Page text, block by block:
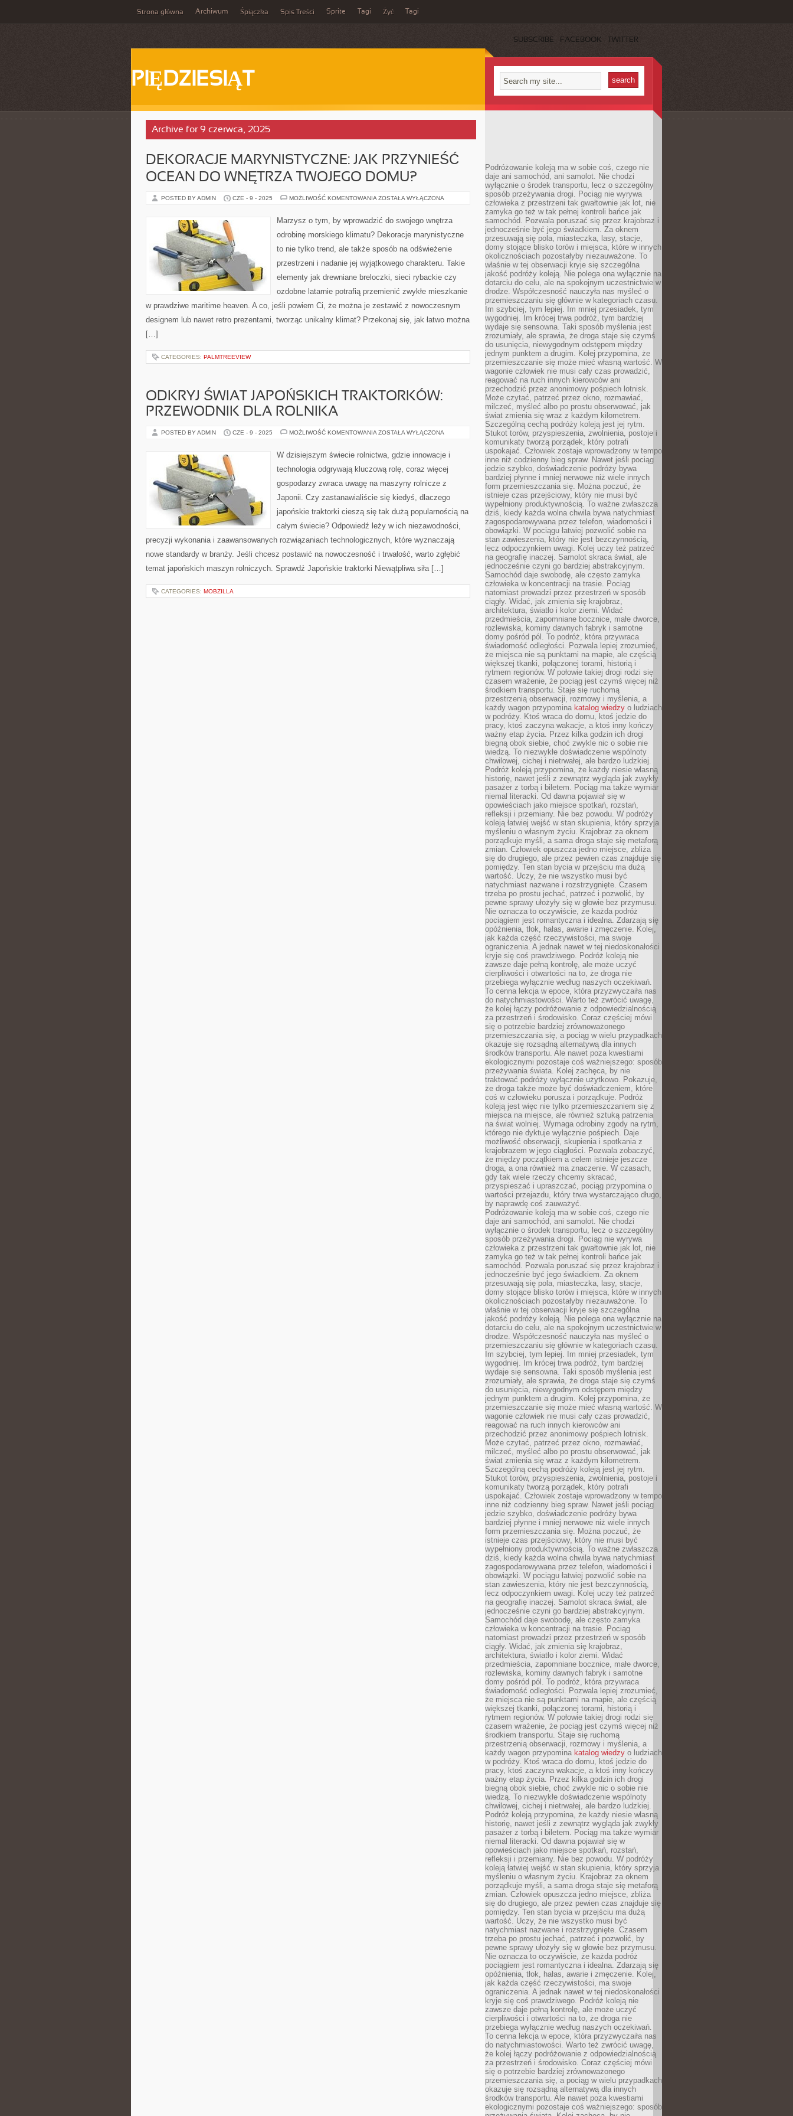
Strona główna Archiwum Śpiączka Spis Treści Sprite Tagi Żyć Tagi
SUBSCRIBE FACEBOOK TWITTER
PIĘDZIESIĄT
Archive for 9 czerwca, 2025
DEKORACJE MARYNISTYCZNE: JAK PRZYNIEŚĆ
OCEAN DO WNĘTRZA TWOJEGO DOMU?
POSTED BY ADMIN CZE - 9 - 2025 MOŻLIWOŚĆ KOMENTOWANIA DEKORACJE
PRZYNIEŚĆ
OCEAN
WNĘTRZA
DOMU?
ZOSTAŁA WYŁĄCZONA
Marzysz o tym, by wprowadzić do swojego wnętrza
odrobinę morskiego klimatu? Dekoracje marynistyczne
to nie tylko trend, ale także sposób na odświeżenie
przestrzeni i nadanie jej wyjątkowego charakteru. Takie
elementy jak drewniane breloczki, sieci rybackie czy
ozdobne latarnie potrafią przemienić zwykłe mieszkanie
w prawdziwe maritime heaven. A co, jeśli powiem Ci, że można je zestawić z nowoczesnym
designem lub nawet retro prezentami, tworząc unikalny klimat? Przekonaj się, jak łatwo można
[…]
CATEGORIES: PALMTREEVIEW
ODKRYJ ŚWIAT JAPOŃSKICH TRAKTORKÓW:
PRZEWODNIK DLA ROLNIKA
POSTED BY ADMIN CZE - 9 - 2025 MOŻLIWOŚĆ KOMENTOWANIA ODKRYJ
TRAKTORKÓW:
PRZEWODNIK
ROLNIKA
ZOSTAŁA WYŁĄCZONA
W dzisiejszym świecie rolnictwa, gdzie innowacje i
technologia odgrywają kluczową rolę, coraz więcej
gospodarzy zwraca uwagę na maszyny rolnicze z
Japonii. Czy zastanawialiście się kiedyś, dlaczego
japońskie traktorki cieszą się tak dużą popularnością na
całym świecie? Odpowiedź leży w ich niezawodności,
precyzji wykonania i zaawansowanych rozwiązaniach technologicznych, które wyznaczają
nowe standardy w branży. Jeśli chcesz postawić na nowoczesność i trwałość, warto zgłębić
temat japońskich maszyn rolniczych. Sprawdź Japońskie traktorki Niewątpliwa siła […]
CATEGORIES: MOBZILLA
Podróżowanie koleją ma w sobie coś, czego nie
daje ani samochód, ani samolot. Nie chodzi
wyłącznie o środek transportu, lecz o szczególny
sposób przeżywania drogi. Pociąg nie wyrywa
człowieka z przestrzeni tak gwałtownie jak lot, nie
zamyka go też w tak pełnej kontroli bańce jak
samochód. Pozwala poruszać się przez krajobraz i
jednocześnie być jego świadkiem. Za oknem
przesuwają się pola, miasteczka, lasy, stacje,
domy stojące blisko torów i miejsca, które w innych
okolicznościach pozostałyby niezauważone. To
właśnie w tej obserwacji kryje się szczególna
jakość podróży koleją. Nie polega ona wyłącznie na
dotarciu do celu, ale na spokojnym uczestnictwie w
drodze. Współczesność nauczyła nas myśleć o
przemieszczaniu się głównie w kategoriach czasu.
Im szybciej, tym lepiej. Im mniej przesiadek, tym
wygodniej. Im krócej trwa podróż, tym bardziej
wydaje się sensowna. Taki sposób myślenia jest
zrozumiały, ale sprawia, że droga staje się czymś
do usunięcia, niewygodnym odstępem między
jednym punktem a drugim. Kolej przypomina, że
przemieszczanie się może mieć własną wartość. W
wagonie człowiek nie musi cały czas prowadzić,
reagować na ruch innych kierowców ani
przechodzić przez anonimowy pośpiech lotnisk.
Może czytać, patrzeć przez okno, rozmawiać,
milczeć, myśleć albo po prostu obserwować, jak
świat zmienia się wraz z każdym kilometrem.
Szczególną cechą podróży koleją jest jej rytm.
Stukot torów, przyspieszenia, zwolnienia, postoje i
komunikaty tworzą porządek, który potrafi
uspokajać. Człowiek zostaje wprowadzony w tempo
inne niż codzienny bieg spraw. Nawet jeśli pociąg
jedzie szybko, doświadczenie podróży bywa
bardziej płynne i mniej nerwowe niż wiele innych
form przemieszczania się. Można poczuć, że
istnieje czas przejściowy, który nie musi być
wypełniony produktywnością. To ważne zwłaszcza
dziś, kiedy każda wolna chwila bywa natychmiast
zagospodarowywana przez telefon, wiadomości i
obowiązki. W pociągu łatwiej pozwolić sobie na
stan zawieszenia, który nie jest bezczynnością,
lecz odpoczynkiem uwagi. Kolej uczy też patrzeć
na geografię inaczej. Samolot skraca świat, ale
jednocześnie czyni go bardziej abstrakcyjnym.
Samochód daje swobodę, ale często zamyka
człowieka w koncentracji na trasie. Pociąg
natomiast prowadzi przez przestrzeń w sposób
ciągły. Widać, jak zmienia się krajobraz,
architektura, światło i kolor ziemi. Widać
przedmieścia, zapomniane bocznice, małe dworce,
rozlewiska, kominy dawnych fabryk i samotne
domy pośród pól. To podróż, która przywraca
świadomość odległości. Pozwala lepiej zrozumieć,
że miejsca nie są punktami na mapie, ale częścią
większej tkanki, połączonej torami, historią i
rytmem regionów. W połowie takiej drogi rodzi się
czasem wrażenie, że pociąg jest czymś więcej niż
środkiem transportu. Staje się ruchomą
przestrzenią obserwacji, rozmowy i myślenia, a
każdy wagon przypomina katalog wiedzy o ludziach
w podróży. Ktoś wraca do domu, ktoś jedzie do
pracy, ktoś zaczyna wakacje, a ktoś inny kończy
ważny etap życia. Przez kilka godzin ich drogi
biegną obok siebie, choć zwykle nic o sobie nie
wiedzą. To niezwykłe doświadczenie wspólnoty
chwilowej, cichej i nietrwałej, ale bardzo ludzkiej.
Podróż koleją przypomina, że każdy niesie własną
historię, nawet jeśli z zewnątrz wygląda jak zwykły
pasażer z torbą i biletem. Pociąg ma także wymiar
niemal literacki. Od dawna pojawiał się w
opowieściach jako miejsce spotkań, rozstań,
refleksji i przemiany. Nie bez powodu. W podróży
koleją łatwiej wejść w stan skupienia, który sprzyja
myśleniu o własnym życiu. Krajobraz za oknem
porządkuje myśli, a sama droga staje się metaforą
zmian. Człowiek opuszcza jedno miejsce, zbliża
się do drugiego, ale przez pewien czas znajduje się
pomiędzy. Ten stan bycia w przejściu ma dużą
wartość. Uczy, że nie wszystko musi być
natychmiast nazwane i rozstrzygnięte. Czasem
trzeba po prostu jechać, patrzeć i pozwolić, by
pewne sprawy ułożyły się w głowie bez przymusu.
Nie oznacza to oczywiście, że każda podróż
pociągiem jest romantyczna i idealna. Zdarzają się
opóźnienia, tłok, hałas, awarie i zmęczenie. Kolej,
jak każda część rzeczywistości, ma swoje
ograniczenia. A jednak nawet w tej niedoskonałości
kryje się coś prawdziwego. Podróż koleją nie
zawsze daje pełną kontrolę, ale może uczyć
cierpliwości i otwartości na to, że droga nie
przebiega wyłącznie według naszych oczekiwań.
To cenna lekcja w epoce, która przyzwyczaiła nas
do natychmiastowości. Warto też zwrócić uwagę,
że kolej łączy podróżowanie z odpowiedzialnością
za przestrzeń i środowisko. Coraz częściej mówi
się o potrzebie bardziej zrównoważonego
przemieszczania się, a pociąg w wielu przypadkach
okazuje się rozsądną alternatywą dla innych
środków transportu. Ale nawet poza kwestiami
ekologicznymi pozostaje coś ważniejszego: sposób
przeżywania świata. Kolej zachęca, by nie
traktować podróży wyłącznie użytkowo. Pokazuje,
że droga także może być doświadczeniem, które
coś w człowieku porusza i porządkuje. Podróż
koleją jest więc nie tylko przemieszczaniem się z
miejsca na miejsce, ale również sztuką patrzenia
na świat wolniej. Wymaga odrobiny zgody na rytm,
którego nie dyktuje wyłącznie pośpiech. Daje
możliwość obserwacji, skupienia i spotkania z
krajobrazem w jego ciągłości. Pozwala zobaczyć,
że między początkiem a celem istnieje jeszcze
droga, a ona również ma znaczenie. W czasach,
gdy tak wiele rzeczy chcemy skracać,
przyspieszać i upraszczać, pociąg przypomina o
wartości przejazdu, który trwa wystarczająco długo,
by naprawdę coś zauważyć.
Podróżowanie koleją ma w sobie coś, czego nie
daje ani samochód, ani samolot. Nie chodzi
wyłącznie o środek transportu, lecz o szczególny
sposób przeżywania drogi. Pociąg nie wyrywa
człowieka z przestrzeni tak gwałtownie jak lot, nie
zamyka go też w tak pełnej kontroli bańce jak
samochód. Pozwala poruszać się przez krajobraz i
jednocześnie być jego świadkiem. Za oknem
przesuwają się pola, miasteczka, lasy, stacje,
domy stojące blisko torów i miejsca, które w innych
okolicznościach pozostałyby niezauważone. To
właśnie w tej obserwacji kryje się szczególna
jakość podróży koleją. Nie polega ona wyłącznie na
dotarciu do celu, ale na spokojnym uczestnictwie w
drodze. Współczesność nauczyła nas myśleć o
przemieszczaniu się głównie w kategoriach czasu.
Im szybciej, tym lepiej. Im mniej przesiadek, tym
wygodniej. Im krócej trwa podróż, tym bardziej
wydaje się sensowna. Taki sposób myślenia jest
zrozumiały, ale sprawia, że droga staje się czymś
do usunięcia, niewygodnym odstępem między
jednym punktem a drugim. Kolej przypomina, że
przemieszczanie się może mieć własną wartość. W
wagonie człowiek nie musi cały czas prowadzić,
reagować na ruch innych kierowców ani
przechodzić przez anonimowy pośpiech lotnisk.
Może czytać, patrzeć przez okno, rozmawiać,
milczeć, myśleć albo po prostu obserwować, jak
świat zmienia się wraz z każdym kilometrem.
Szczególną cechą podróży koleją jest jej rytm.
Stukot torów, przyspieszenia, zwolnienia, postoje i
komunikaty tworzą porządek, który potrafi
uspokajać. Człowiek zostaje wprowadzony w tempo
inne niż codzienny bieg spraw. Nawet jeśli pociąg
jedzie szybko, doświadczenie podróży bywa
bardziej płynne i mniej nerwowe niż wiele innych
form przemieszczania się. Można poczuć, że
istnieje czas przejściowy, który nie musi być
wypełniony produktywnością. To ważne zwłaszcza
dziś, kiedy każda wolna chwila bywa natychmiast
zagospodarowywana przez telefon, wiadomości i
obowiązki. W pociągu łatwiej pozwolić sobie na
stan zawieszenia, który nie jest bezczynnością,
lecz odpoczynkiem uwagi. Kolej uczy też patrzeć
na geografię inaczej. Samolot skraca świat, ale
jednocześnie czyni go bardziej abstrakcyjnym.
Samochód daje swobodę, ale często zamyka
człowieka w koncentracji na trasie. Pociąg
natomiast prowadzi przez przestrzeń w sposób
ciągły. Widać, jak zmienia się krajobraz,
architektura, światło i kolor ziemi. Widać
przedmieścia, zapomniane bocznice, małe dworce,
rozlewiska, kominy dawnych fabryk i samotne
domy pośród pól. To podróż, która przywraca
świadomość odległości. Pozwala lepiej zrozumieć,
że miejsca nie są punktami na mapie, ale częścią
większej tkanki, połączonej torami, historią i
rytmem regionów. W połowie takiej drogi rodzi się
czasem wrażenie, że pociąg jest czymś więcej niż
środkiem transportu. Staje się ruchomą
przestrzenią obserwacji, rozmowy i myślenia, a
każdy wagon przypomina katalog wiedzy o ludziach
w podróży. Ktoś wraca do domu, ktoś jedzie do
pracy, ktoś zaczyna wakacje, a ktoś inny kończy
ważny etap życia. Przez kilka godzin ich drogi
biegną obok siebie, choć zwykle nic o sobie nie
wiedzą. To niezwykłe doświadczenie wspólnoty
chwilowej, cichej i nietrwałej, ale bardzo ludzkiej.
Podróż koleją przypomina, że każdy niesie własną
historię, nawet jeśli z zewnątrz wygląda jak zwykły
pasażer z torbą i biletem. Pociąg ma także wymiar
niemal literacki. Od dawna pojawiał się w
opowieściach jako miejsce spotkań, rozstań,
refleksji i przemiany. Nie bez powodu. W podróży
koleją łatwiej wejść w stan skupienia, który sprzyja
myśleniu o własnym życiu. Krajobraz za oknem
porządkuje myśli, a sama droga staje się metaforą
zmian. Człowiek opuszcza jedno miejsce, zbliża
się do drugiego, ale przez pewien czas znajduje się
pomiędzy. Ten stan bycia w przejściu ma dużą
wartość. Uczy, że nie wszystko musi być
natychmiast nazwane i rozstrzygnięte. Czasem
trzeba po prostu jechać, patrzeć i pozwolić, by
pewne sprawy ułożyły się w głowie bez przymusu.
Nie oznacza to oczywiście, że każda podróż
pociągiem jest romantyczna i idealna. Zdarzają się
opóźnienia, tłok, hałas, awarie i zmęczenie. Kolej,
jak każda część rzeczywistości, ma swoje
ograniczenia. A jednak nawet w tej niedoskonałości
kryje się coś prawdziwego. Podróż koleją nie
zawsze daje pełną kontrolę, ale może uczyć
cierpliwości i otwartości na to, że droga nie
przebiega wyłącznie według naszych oczekiwań.
To cenna lekcja w epoce, która przyzwyczaiła nas
do natychmiastowości. Warto też zwrócić uwagę,
że kolej łączy podróżowanie z odpowiedzialnością
za przestrzeń i środowisko. Coraz częściej mówi
się o potrzebie bardziej zrównoważonego
przemieszczania się, a pociąg w wielu przypadkach
okazuje się rozsądną alternatywą dla innych
środków transportu. Ale nawet poza kwestiami
ekologicznymi pozostaje coś ważniejszego: sposób